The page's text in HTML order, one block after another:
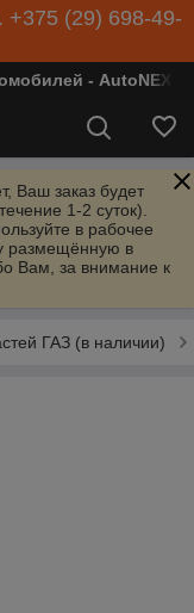
+375 (29) 698-49-
- AutoNEXT
Ваш заказ будет
1-2 суток).
в рабочее
размещённую в
Вам, за внимание к
ГАЗ (в наличии)